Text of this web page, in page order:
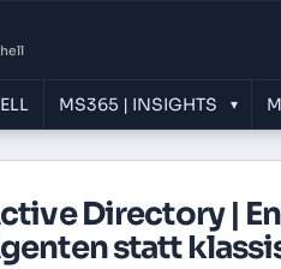
MS365 | INSIGHTS ▾
Directory |
statt